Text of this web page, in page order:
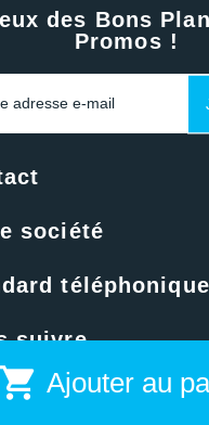
shopping_cart Ajouter au
des Bons
Promos !
société
téléphonique
suivre